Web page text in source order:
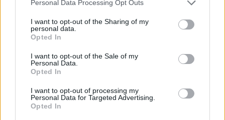
not limited to your visit or usage behaviour. You may click to
grant or deny consent to Google and its third-party tags to
use your data for below specified purposes in below Google
consent section.
Personal Data Processing Opt Outs
I want to opt-out of the Sharing of my
personal data.
Opted In
I want to opt-out of the Sale of my
Personal Data.
Opted In
I want to opt-out of processing my
Personal Data for Targeted Advertising.
Opted In
Rapace csábít, s tette ezt alig kisebb eredménnyel,
mint júniusban azÉlesítveélén. A szinkronizáltan és
feliratosan is látható filmre 5.783-an ültek be, ami
még a tavaly őszi
bemutatkozását is übereli, ha már Glenn Close-os
futurisztikumról van szó. A
Hét nővér
kétesélyes
következő fordulóját várja, de ideális esetben 20
ezer néző alatt nem áll meg.
> korábbi filmek